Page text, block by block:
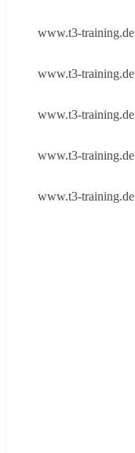
www.t3-training.de
www.t3-training.de
www.t3-training.de
www.t3-training.de
www.t3-training.de